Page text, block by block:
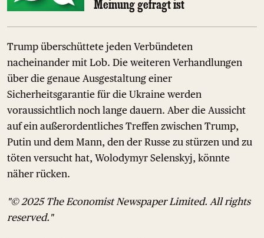
Meinung gefragt ist
Trump überschüttete jeden Verbündeten
nacheinander mit Lob. Die weiteren Verhandlungen
über die genaue Ausgestaltung einer
Sicherheitsgarantie für die Ukraine werden
voraussichtlich noch lange dauern. Aber die Aussicht
auf ein außerordentliches Treffen zwischen Trump,
Putin und dem Mann, den der Russe zu stürzen und zu
töten versucht hat, Wolodymyr Selenskyj, könnte
näher rücken.
"© 2025 The Economist Newspaper Limited. All rights
reserved."